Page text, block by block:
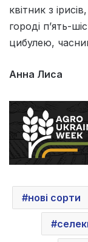
квітник з
городі п’ять-
цибулею,
Анна Лиса
нові сорти